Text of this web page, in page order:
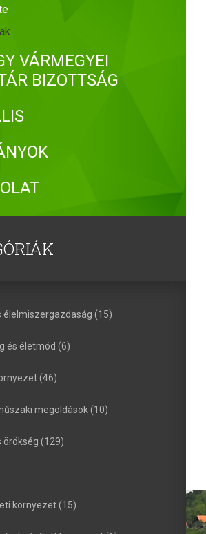
VÁRMEGYEI
BIZOTTSÁG
élelmiszergazdaság (15)
és életmód (6)
(46)
megoldások (10)
örökség (129)
környezet (15)